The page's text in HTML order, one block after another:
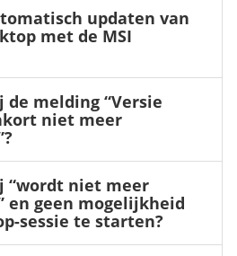
updaten van
met de MSI
de melding “Versie
niet meer
“wordt niet meer
en geen mogelijkheid
sessie te starten?